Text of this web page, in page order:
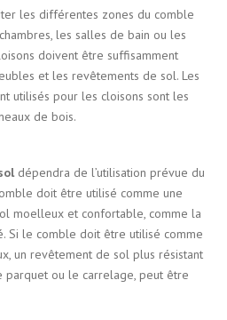
les différentes zones du comble
les salles de bain ou les
doivent être suffisamment
et les revêtements de sol. Les
utilisés pour les cloisons sont les
de bois.
dépendra de l’utilisation prévue du
doit être utilisé comme une
moelleux et confortable, comme la
Si le comble doit être utilisé comme
un revêtement de sol plus résistant
parquet ou le carrelage, peut être